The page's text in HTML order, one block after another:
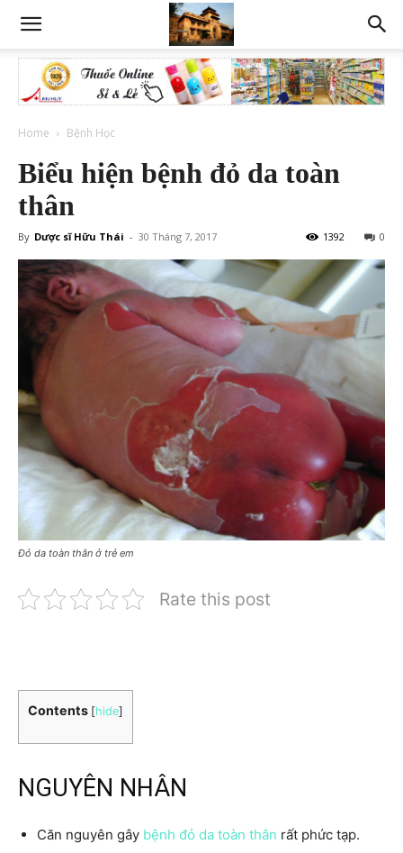
Home Bệnh Học
Biểu hiện bệnh đỏ da toàn
thân
By Dược sĩ Hữu Thái - 30 Tháng 7, 2017 0
1392
Đỏ da toàn thân ở trẻ em
Rate this post
Contents [hide]
NGUYÊN NHÂN
Căn nguyên gây bệnh đỏ da toàn thân rất phức tạp.